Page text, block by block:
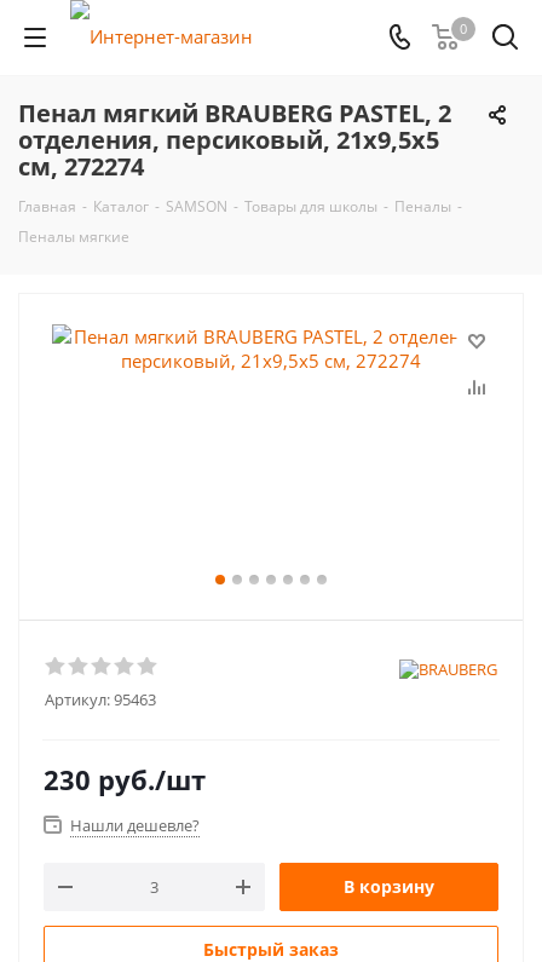
0
Пенал мягкий BRAUBERG PASTEL, 2
отделения, персиковый, 21х9,5х5
см, 272274
Главная - Каталог - SAMSON - Товары для школы - Пеналы -
Пеналы мягкие
Артикул:95463
230 руб./шт
Нашли дешевле?
В корзину
Быстрый заказ